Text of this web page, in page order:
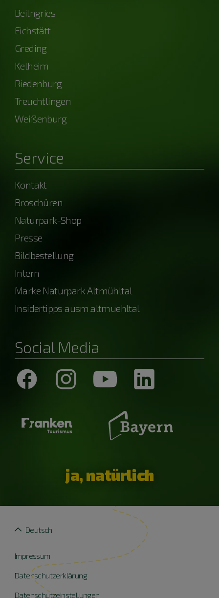
Beilngries
Eichstätt
Greding
Kelheim
Riedenburg
Treuchtlingen
Weißenburg
Service
Kontakt
Broschüren
Naturpark-Shop
Presse
Bildbestellung
Intern
Marke Naturpark Altmühltal
Insidertipps ausm.altmuehltal
Social Media
ja, natürlich
Impressum
Datenschutzerklärung
Datenschutzeinstellungen
Deutsch